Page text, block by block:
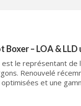
Boxer – LOA &
le représentant de
Renouvelé
et une